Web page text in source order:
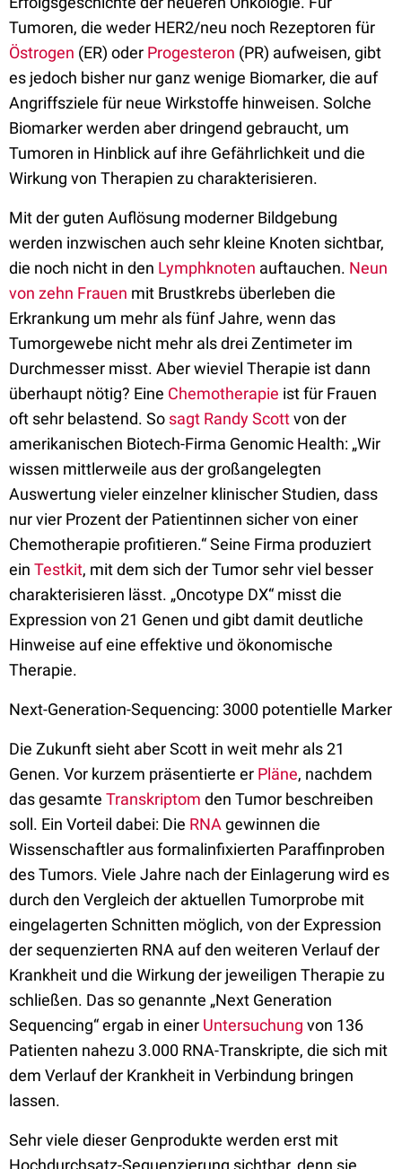
Tumoren, die weder HER2/neu noch Rezeptoren für
Östrogen (ER) oder Progesteron (PR) aufweisen, gibt
es jedoch bisher nur ganz wenige Biomarker, die auf
Angriffsziele für neue Wirkstoffe hinweisen. Solche
Biomarker werden aber dringend gebraucht, um
Tumoren in Hinblick auf ihre Gefährlichkeit und die
Wirkung von Therapien zu charakterisieren.
Mit der guten Auflösung moderner Bildgebung
werden inzwischen auch sehr kleine Knoten sichtbar,
die noch nicht in den Lymphknoten auftauchen. Neun
von zehn Frauen mit Brustkrebs überleben die
Erkrankung um mehr als fünf Jahre, wenn das
Tumorgewebe nicht mehr als drei Zentimeter im
Durchmesser misst. Aber wieviel Therapie ist dann
überhaupt nötig? Eine Chemotherapie ist für Frauen
oft sehr belastend. So sagt Randy Scottvon der
amerikanischen Biotech-Firma Genomic Health: „Wir
wissen mittlerweile aus der großangelegten
Auswertung vieler einzelner klinischer Studien, dass
nur vier Prozent der Patientinnen sicher von einer
Chemotherapie profitieren.“ Seine Firma produziert
ein Testkit, mit dem sich der Tumor sehr viel besser
charakterisieren lässt. „Oncotype DX“ misst die
Expression von 21 Genen und gibt damit deutliche
Hinweise auf eine effektive und ökonomische
Therapie.
Next-Generation-Sequencing: 3000 potentielle Marker
Die Zukunft sieht aber Scott in weit mehr als 21
Genen. Vor kurzem präsentierte er Pläne, nachdem
das gesamte Transkriptom den Tumor beschreiben
soll. Ein Vorteil dabei: Die RNA gewinnen die
Wissenschaftler aus formalinfixierten Paraffinproben
des Tumors. Viele Jahre nach der Einlagerung wird es
durch den Vergleich der aktuellen Tumorprobe mit
eingelagerten Schnitten möglich, von der Expression
der sequenzierten RNA auf den weiteren Verlauf der
Krankheit und die Wirkung der jeweiligen Therapie zu
schließen. Das so genannte „Next Generation
Sequencing“ ergab in einer Untersuchung von 136
Patienten nahezu 3.000 RNA-Transkripte, die sich mit
dem Verlauf der Krankheit in Verbindung bringen
lassen.
Sehr viele dieser Genprodukte werden erst mit
Hochdurchsatz-Sequenzierung sichtbar, denn sie